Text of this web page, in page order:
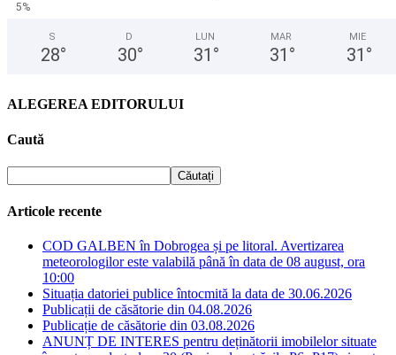
5%
S
28°
D
30°
LUN
31 °
MAR
31 °
MIE
31 °
ALEGEREA EDITORULUI
Caută
Articole recente
COD GALBEN în Dobrogea și pe litoral. Avertizarea
meteorologilor este valabilă până în data de 08 august, ora
10:00
Situația datoriei publice întocmită la data de 30.06.2026
Publicații de căsătorie din 04.08.2026
Publicație de căsătorie din 03.08.2026
ANUNȚ DE INTERES pentru deținătorii imobilelor situate